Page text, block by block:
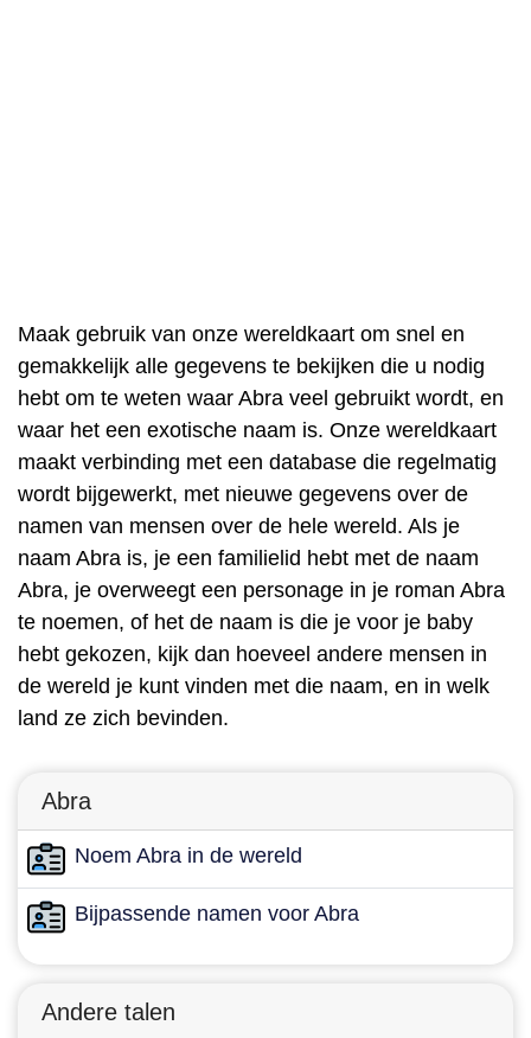
Maak gebruik van onze wereldkaart om snel en
gemakkelijk alle gegevens te bekijken die u nodig
hebt om te weten waar Abra veel gebruikt wordt, en
waar het een exotische naam is. Onze wereldkaart
maakt verbinding met een database die regelmatig
wordt bijgewerkt, met nieuwe gegevens over de
namen van mensen over de hele wereld. Als je
naam Abra is, je een familielid hebt met de naam
Abra, je overweegt een personage in je roman Abra
te noemen, of het de naam is die je voor je baby
hebt gekozen, kijk dan hoeveel andere mensen in
de wereld je kunt vinden met die naam, en in welk
land ze zich bevinden.
Abra
Noem Abra in de wereld
Bijpassende namen voor Abra
Andere talen